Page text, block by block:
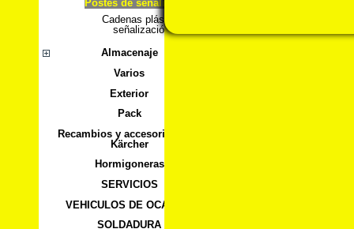
Postes de señalización
Cadenas plástico
señalización
Almacenaje
Varios
Exterior
Pack
Recambios y accesorios para
Kärcher
Hormigoneras
SERVICIOS
VEHICULOS DE OCASION
SOLDADURA